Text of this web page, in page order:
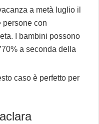
a metà luglio il
persone con
I bambini possono
a seconda della
caso è perfetto per